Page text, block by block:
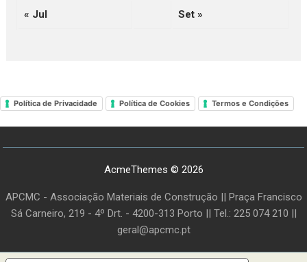
« Jul Set »
Política de Privacidade Política de Cookies Termos e Condições
AcmeThemes © 2026
APCMC - Associação Materiais de Construção || Praça Francisco
Sá Carneiro, 219 - 4º Drt. - 4200-313 Porto || Tel.: 225 074 210 ||
geral@apcmc.pt